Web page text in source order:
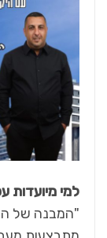
למי מיועדות
"המבנה של